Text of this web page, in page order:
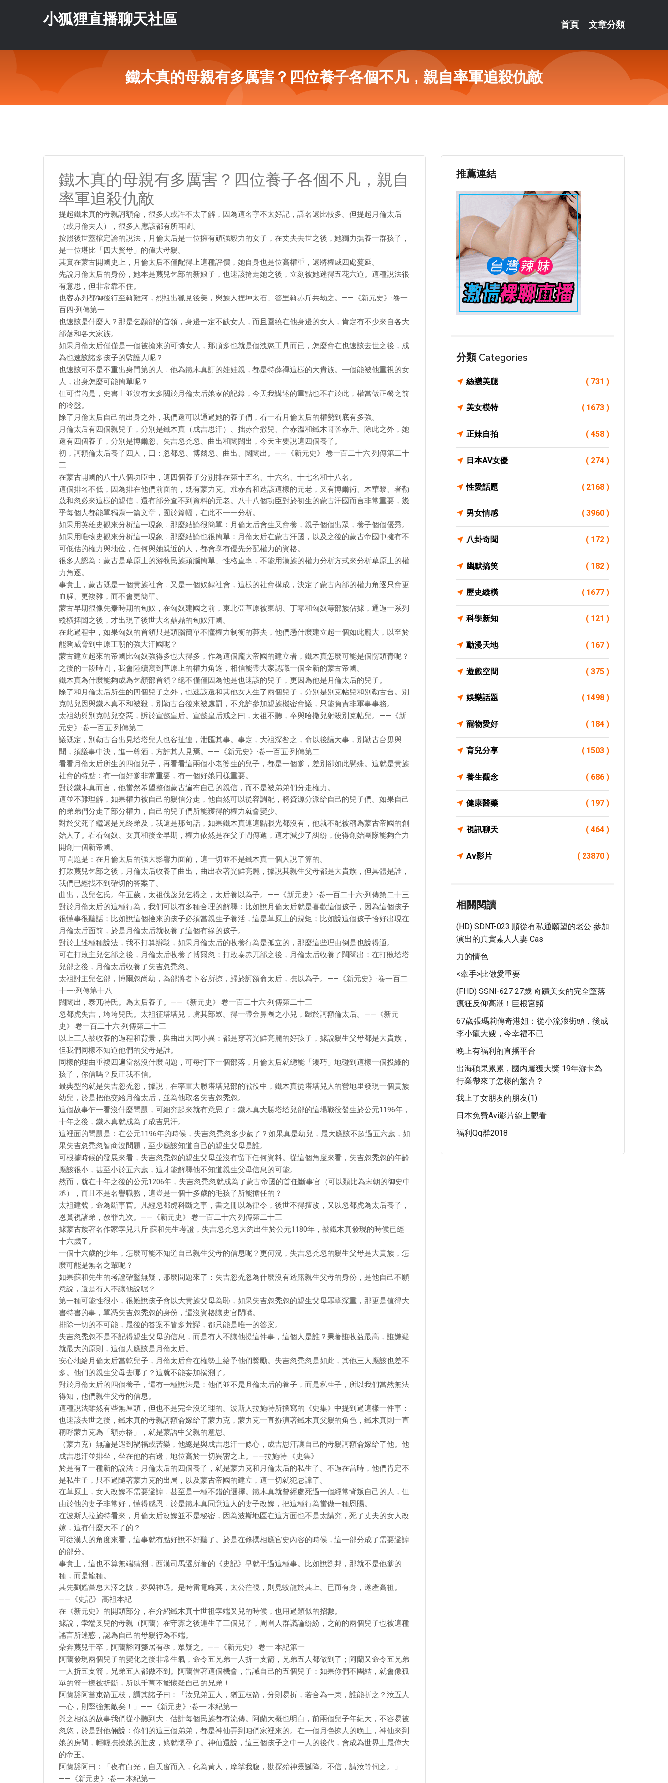
小狐狸直播聊天社區 首頁 文章分類
鐵木真的母親有多厲害？四位養子各個不凡，親自率軍追殺仇敵
鐵木真的母親有多厲害？四位養子各個不凡，親自
率軍追殺仇敵
提起鐵木真的母親訶額侖，很多人或許不太了解，因為這名字不太好記，譯名還比較多。但提起月倫太后
（或月倫夫人），很多人應該都有所耳聞。
按照後世蓋棺定論的說法，月倫太后是一位擁有頑強毅力的女子，在丈夫去世之後，她獨力撫養一群孩子，
是一位堪比「四大賢母」的偉大母親。
其實在蒙古開國史上，月倫太后不僅配得上這種評價，她自身也是位高權重，還將權威四處蔓延。
先說月倫太后的身份，她本是蔑兒乞部的新娘子，也速該搶走她之後，立刻被她迷得五花六道。這種說法很
有意思，但非常靠不住。
也客赤列都御後行至斡難河，烈祖出獵見後美，與族人捏坤太石、答里斡赤斤共劫之。——《新元史》·卷一
百四·列傳第一
也速該是什麼人？那是乞顏部的首領，身邊一定不缺女人，而且圍繞在他身邊的女人，肯定有不少來自各大
部落和各大家族。
如果月倫太后僅僅是一個被搶來的可憐女人，那頂多也就是個洩慾工具而已，怎麼會在也速該去世之後，成
為也速該諸多孩子的監護人呢？
也速該可不是不重出身門第的人，他為鐵木真訂的娃娃親，都是特薛禪這樣的大貴族。一個能被他重視的女
人，出身怎麼可能簡單呢？
但可惜的是，史書上並沒有太多關於月倫太后娘家的記錄，今天我講述的重點也不在於此，權當做正餐之前
的冷盤。
除了月倫太后自己的出身之外，我們還可以通過她的養子們，看一看月倫太后的權勢到底有多強。
月倫太后有四個親兒子，分別是鐵木真（成吉思汗）、拙赤合撒兒、合赤溫和鐵木哥斡赤斤。除此之外，她
還有四個養子，分別是博爾忽、失吉忽禿忽、曲出和闊闊出，今天主要說這四個養子。
初，訶額倫太后養子四人，曰：忽都忽、博爾忽、曲出、闊闊出。——《新元史》·卷一百二十六·列傳第二十
三
在蒙古開國的八十八個功臣中，這四個養子分別排在第十五名、十六名、十七名和十八名。
這個排名不低，因為排在他們前面的，既有蒙力克、朮赤台和迭該這樣的元老，又有博爾術、木華黎、者勒
蔑和忽必來這樣的親信，還有部分查不到資料的元老。八十八個功臣對於初生的蒙古汗國而言非常重要，幾
乎每個人都能單獨寫一篇文章，囿於篇幅，在此不一一分析。
如果用英雄史觀來分析這一現象，那麼結論很簡單：月倫太后會生又會養，親子個個出眾，養子個個優秀。
如果用唯物史觀來分析這一現象，那麼結論也很簡單：月倫太后在蒙古汗國，以及之後的蒙古帝國中擁有不
可低估的權力與地位，任何與她親近的人，都會享有優先分配權力的資格。
很多人認為：蒙古是草原上的游牧民族頭腦簡單、性格直率，不能用漢族的權力分析方式來分析草原上的權
力角逐。
事實上，蒙古既是一個貴族社會，又是一個奴隸社會，這樣的社會構成，決定了蒙古內部的權力角逐只會更
血腥、更複雜，而不會更簡單。
蒙古早期很像先秦時期的匈奴，在匈奴建國之前，東北亞草原被東胡、丁零和匈奴等部族佔據，通過一系列
縱橫捭闔之後，才出現了後世大名鼎鼎的匈奴汗國。
在此過程中，如果匈奴的首領只是頭腦簡單不懂權力制衡的莽夫，他們憑什麼建立起一個如此龐大，以至於
能夠威脅到中原王朝的強大汗國呢？
蒙古建立起來的帝國比匈奴強得多也大得多，作為這個龐大帝國的建立者，鐵木真怎麼可能是個愣頭青呢？
之後的一段時間，我會陸續寫到草原上的權力角逐，相信能帶大家認識一個全新的蒙古帝國。
鐵木真為什麼能夠成為乞顏部首領？絕不僅僅因為他是也速該的兒子，更因為他是月倫太后的兒子。
除了和月倫太后所生的四個兒子之外，也速該還和其他女人生了兩個兒子，分別是別克帖兒和別勒古台。別
克帖兒因與鐵木真不和被殺，別勒古台後來被處罰，不允許參加親族機密會議，只能負責非軍事事務。
太祖幼與別克帖兒交惡，訴於宣懿皇后。宣懿皇后戒之曰，太祖不聽，卒與哈撒兒射殺別克帖兒。——《新
元史》·卷一百五·列傳第二
議既定，別勒古台出見塔塔兒人也客扯連，泄匯其事。事定，大祖深咎之，命以後議大事，別勒古台毋與
聞，須議事中決，進一尊酒，方許其人見焉。——《新元史》·卷一百五·列傳第二
看看月倫太后所生的四個兒子，再看看這兩個小老婆生的兒子，都是一個爹，差別卻如此懸殊。這就是貴族
社會的特點：有一個好爹非常重要，有一個好娘同樣重要。
對於鐵木真而言，他當然希望整個蒙古遍布自己的親信，而不是被弟弟們分走權力。
這並不難理解，如果權力被自己的親信分走，他自然可以從容調配，將資源分派給自己的兒子們。如果自己
的弟弟們分走了部分權力，自己的兒子們所能獲得的權力就會變少。
對於父死子繼還是兄終弟及，我還是那句話，如果鐵木真連這點眼光都沒有，他就不配被稱為蒙古帝國的創
始人了。看看匈奴、女真和後金早期，權力依然是在父子間傳遞，這才減少了糾紛，使得創始團隊能夠合力
開創一個新帝國。
可問題是：在月倫太后的強大影響力面前，這一切並不是鐵木真一個人說了算的。
打敗蔑兒乞部之後，月倫太后收養了曲出，曲出衣著光鮮亮麗，據說其親生父母都是大貴族，但具體是誰，
我們已經找不到確切的答案了。
曲出，蔑兒乞氏。年五歲，太祖伐蔑兒乞得之，太后養以為子。——《新元史》·卷一百二十六·列傳第二十三
對於月倫太后的這種行為，我們可以有多種合理的解釋：比如說月倫太后就是喜歡這個孩子，因為這個孩子
很懂事很聽話；比如說這個撿來的孩子必須當親生子養活，這是草原上的規矩；比如說這個孩子恰好出現在
月倫太后面前，於是月倫太后就收養了這個有緣的孩子。
對於上述種種說法，我不打算辯駁，如果月倫太后的收養行為是孤立的，那麼這些理由倒是也說得通。
可在打敗主兒乞部之後，月倫太后收養了博爾忽；打敗泰赤兀部之後，月倫太后收養了闊闊出；在打敗塔塔
兒部之後，月倫太后收養了失吉忽禿忽。
太祖討主兒乞部，博爾忽尚幼，為部將者卜客所掠，歸於訶額侖太后，撫以為子。——《新元史》·卷一百二
十一·列傳第十八
闊闊出，泰兀特氏。為太后養子。——《新元史》·卷一百二十六·列傳第二十三
忽都虎失吉，垮垮兒氏。太祖征塔塔兒，虜其部眾。得一帶金鼻圈之小兒，歸於訶額倫太后。——《新元
史》·卷一百二十六·列傳第二十三
以上三人被收養的過程和背景，與曲出大同小異：都是穿著光鮮亮麗的好孩子，據說親生父母都是大貴族，
但我們同樣不知道他們的父母是誰。
同樣的理由重複四遍當然沒什麼問題，可每打下一個部落，月倫太后就總能「湊巧」地碰到這樣一個投緣的
孩子，你信嗎？反正我不信。
最典型的就是失吉忽禿忽，據說，在率軍大勝塔塔兒部的戰役中，鐵木真從塔塔兒人的營地里發現一個貴族
幼兒，於是把他交給月倫太后，並為他取名失吉忽禿忽。
這個故事乍一看沒什麼問題，可細究起來就有意思了：鐵木真大勝塔塔兒部的這場戰役發生於公元1196年，
十年之後，鐵木真就成為了成吉思汗。
這裡面的問題是：在公元1196年的時候，失吉忽禿忽多少歲了？如果真是幼兒，最大應該不超過五六歲，如
果失吉忽禿忽智商沒問題，至少應該知道自己的親生父母是誰。
可根據時候的發展來看，失吉忽禿忽的親生父母並沒有留下任何資料。從這個角度來看，失吉忽禿忽的年齡
應該很小，甚至小於五六歲，這才能解釋他不知道親生父母信息的可能。
然而，就在十年之後的公元1206年，失吉忽禿忽就成為了蒙古帝國的首任斷事官（可以類比為宋朝的御史中
丞），而且不是名譽職務，這豈是一個十多歲的毛孩子所能擔任的？
太祖建號，命為斷事官。凡經忽都虎科斷之事，書之冊以為律令，後世不得擅改，又以忽都虎為太后養子，
恩賞視諸弟，赦罪九次。——《新元史》·卷一百二十六·列傳第二十三
據蒙古族著名作家孛兒只斤·蘇和先生考證，失吉忽禿忽大約出生於公元1180年，被鐵木真發現的時候已經
十六歲了。
一個十六歲的少年，怎麼可能不知道自己親生父母的信息呢？更何況，失吉忽禿忽的親生父母是大貴族，怎
麼可能是無名之輩呢？
如果蘇和先生的考證確鑿無疑，那麼問題來了：失吉忽禿忽為什麼沒有透露親生父母的身份，是他自己不願
意說，還是有人不讓他說呢？
第一種可能性很小，很難說孩子會以大貴族父母為恥，如果失吉忽禿忽的親生父母罪孽深重，那更是值得大
書特書的事，單憑失吉忽禿忽的身份，還沒資格讓史官閉嘴。
排除一切的不可能，最後的答案不管多荒謬，都只能是唯一的答案。
失吉忽禿忽不是不記得親生父母的信息，而是有人不讓他提這件事，這個人是誰？秉著誰收益最高，誰嫌疑
就最大的原則，這個人應該是月倫太后。
安心地給月倫太后當乾兒子，月倫太后會在權勢上給予他們獎勵。失吉忽禿忽是如此，其他三人應該也差不
多。他們的親生父母去哪了？這就不能妄加揣測了。
對於月倫太后的四個養子，還有一種說法是：他們並不是月倫太后的養子，而是私生子，所以我們當然無法
得知，他們親生父母的信息。
這種說法雖然有些無厘頭，但也不是完全沒道理的。波斯人拉施特所撰寫的《史集》中提到過這樣一件事：
也速該去世之後，鐵木真的母親訶額侖嫁給了蒙力克，蒙力克一直扮演著鐵木真父親的角色，鐵木真則一直
稱呼蒙力克為「額赤格」，就是蒙語中父親的意思。
（蒙力克）無論是遇到禍福或苦樂，他總是與成吉思汗一條心，成吉思汗讓自己的母親訶額侖嫁給了他。他
成吉思汗並排坐，坐在他的右邊，地位高於一切異密之上。——拉施特·《史集》
於是有了一種新的說法：月倫太后的四個養子，就是蒙力克和月倫太后的私生子。不過在當時，他們肯定不
是私生子，只不過隨著蒙力克的出局，以及蒙古帝國的建立，這一切就犯忌諱了。
在草原上，女人改嫁不需要避諱，甚至是一種不錯的選擇。鐵木真就曾經處死過一個經常背叛自己的人，但
由於他的妻子非常好，懂得感恩，於是鐵木真同意這人的妻子改嫁，把這種行為當做一種恩賜。
在波斯人拉施特看來，月倫太后改嫁並不是秘密，因為波斯地區在這方面也不是太講究，死了丈夫的女人改
嫁，這有什麼大不了的？
可從漢人的角度來看，這事就有點好說不好聽了。於是在修撰相應官史內容的時候，這一部分成了需要避諱
的部分。
事實上，這也不算無端猜測，西漢司馬遷所著的《史記》早就干過這種事。比如說劉邦，那就不是他爹的
種，而是龍種。
其先劉媼嘗息大澤之陂，夢與神遇。是時雷電晦冥，太公往視，則見蛟龍於其上。已而有身，遂產高祖。
——《史記》·高祖本紀
在《新元史》的開頭部分，在介紹鐵木真十世祖孛端叉兒的時候，也用過類似的招數。
據說，孛端叉兒的母親（阿蘭）在守寡之後連生了三個兒子，周圍人群議論紛紛，之前的兩個兒子也被這種
謠言所迷惑，認為自己的母親行為不端。
朵奔蔑兒干卒，阿蘭豁阿嫠居有孕，眾疑之。——《新元史》·卷一·本紀第一
阿蘭發現兩個兒子的變化之後非常生氣，命令五兄弟一人折一支箭，兄弟五人都做到了；阿蘭又命令五兄弟
一人折五支箭，兄弟五人都做不到。阿蘭借著這個機會，告誡自己的五個兒子：如果你們不團結，就會像孤
單的箭一樣被折斷，所以千萬不能懷疑自己的兄弟！
阿蘭豁阿嘗束箭五枝，謂其諸子曰：「汝兄弟五人，猶五枝箭，分則易折，若合為一束，誰能折之？汝五人
一心，則堅強無敵矣！」——《新元史》·卷一·本紀第一
與之相似的故事我們從小聽到大，估計每個民族都有流傳。阿蘭大概也明白，前兩個兒子年紀大，不容易被
忽悠，於是對他倆說：你們的這三個弟弟，都是神仙弄到咱們家裡來的。在一個月色撩人的晚上，神仙來到
娘的房間，輕輕撫摸娘的肚皮，娘就懷孕了。神仙還說，這三個孩子之中一人的後代，會成為世界上最偉大
的帝王。
阿蘭豁阿曰：「夜有白光，自天窗而入，化為黃人，摩挲我腹，勘探殆神靈誕降。不信，請汝等伺之。」
——《新元史》·卷一·本紀第一
推薦連結
分類 Categories
絲襪美腿 ( 731 )
美女模特 ( 1673 )
正妹自拍 ( 458 )
日本AV女優 ( 274 )
性愛話題 ( 2168 )
男女情感 ( 3960 )
八卦奇聞 ( 172 )
幽默搞笑 ( 182 )
歷史縱橫 ( 1677 )
科學新知 ( 121 )
動漫天地 ( 167 )
遊戲空間 ( 375 )
娛樂話題 ( 1498 )
寵物愛好 ( 184 )
育兒分享 ( 1503 )
養生觀念 ( 686 )
健康醫藥 ( 197 )
視訊聊天 ( 464 )
Av影片 ( 23870 )
相關閱讀
(HD) SDNT-023 順從有私通願望的老公 參加
演出的真實素人人妻 Cas
力的情色
<牽手>比做愛重要
(FHD) SSNI-627 27歲 奇蹟美女的完全墮落
瘋狂反仰高潮！巨根宮頸
67歲張瑪莉傳奇港姐：從小流浪街頭，後成
李小龍大嫂，今幸福不已
晚上有福利的直播平台
出海碩果累累，國內屢獲大獎 19年游卡為
行業帶來了怎樣的驚喜？
我上了女朋友的朋友(1)
日本免費avi影片線上觀看
福利qq群2018